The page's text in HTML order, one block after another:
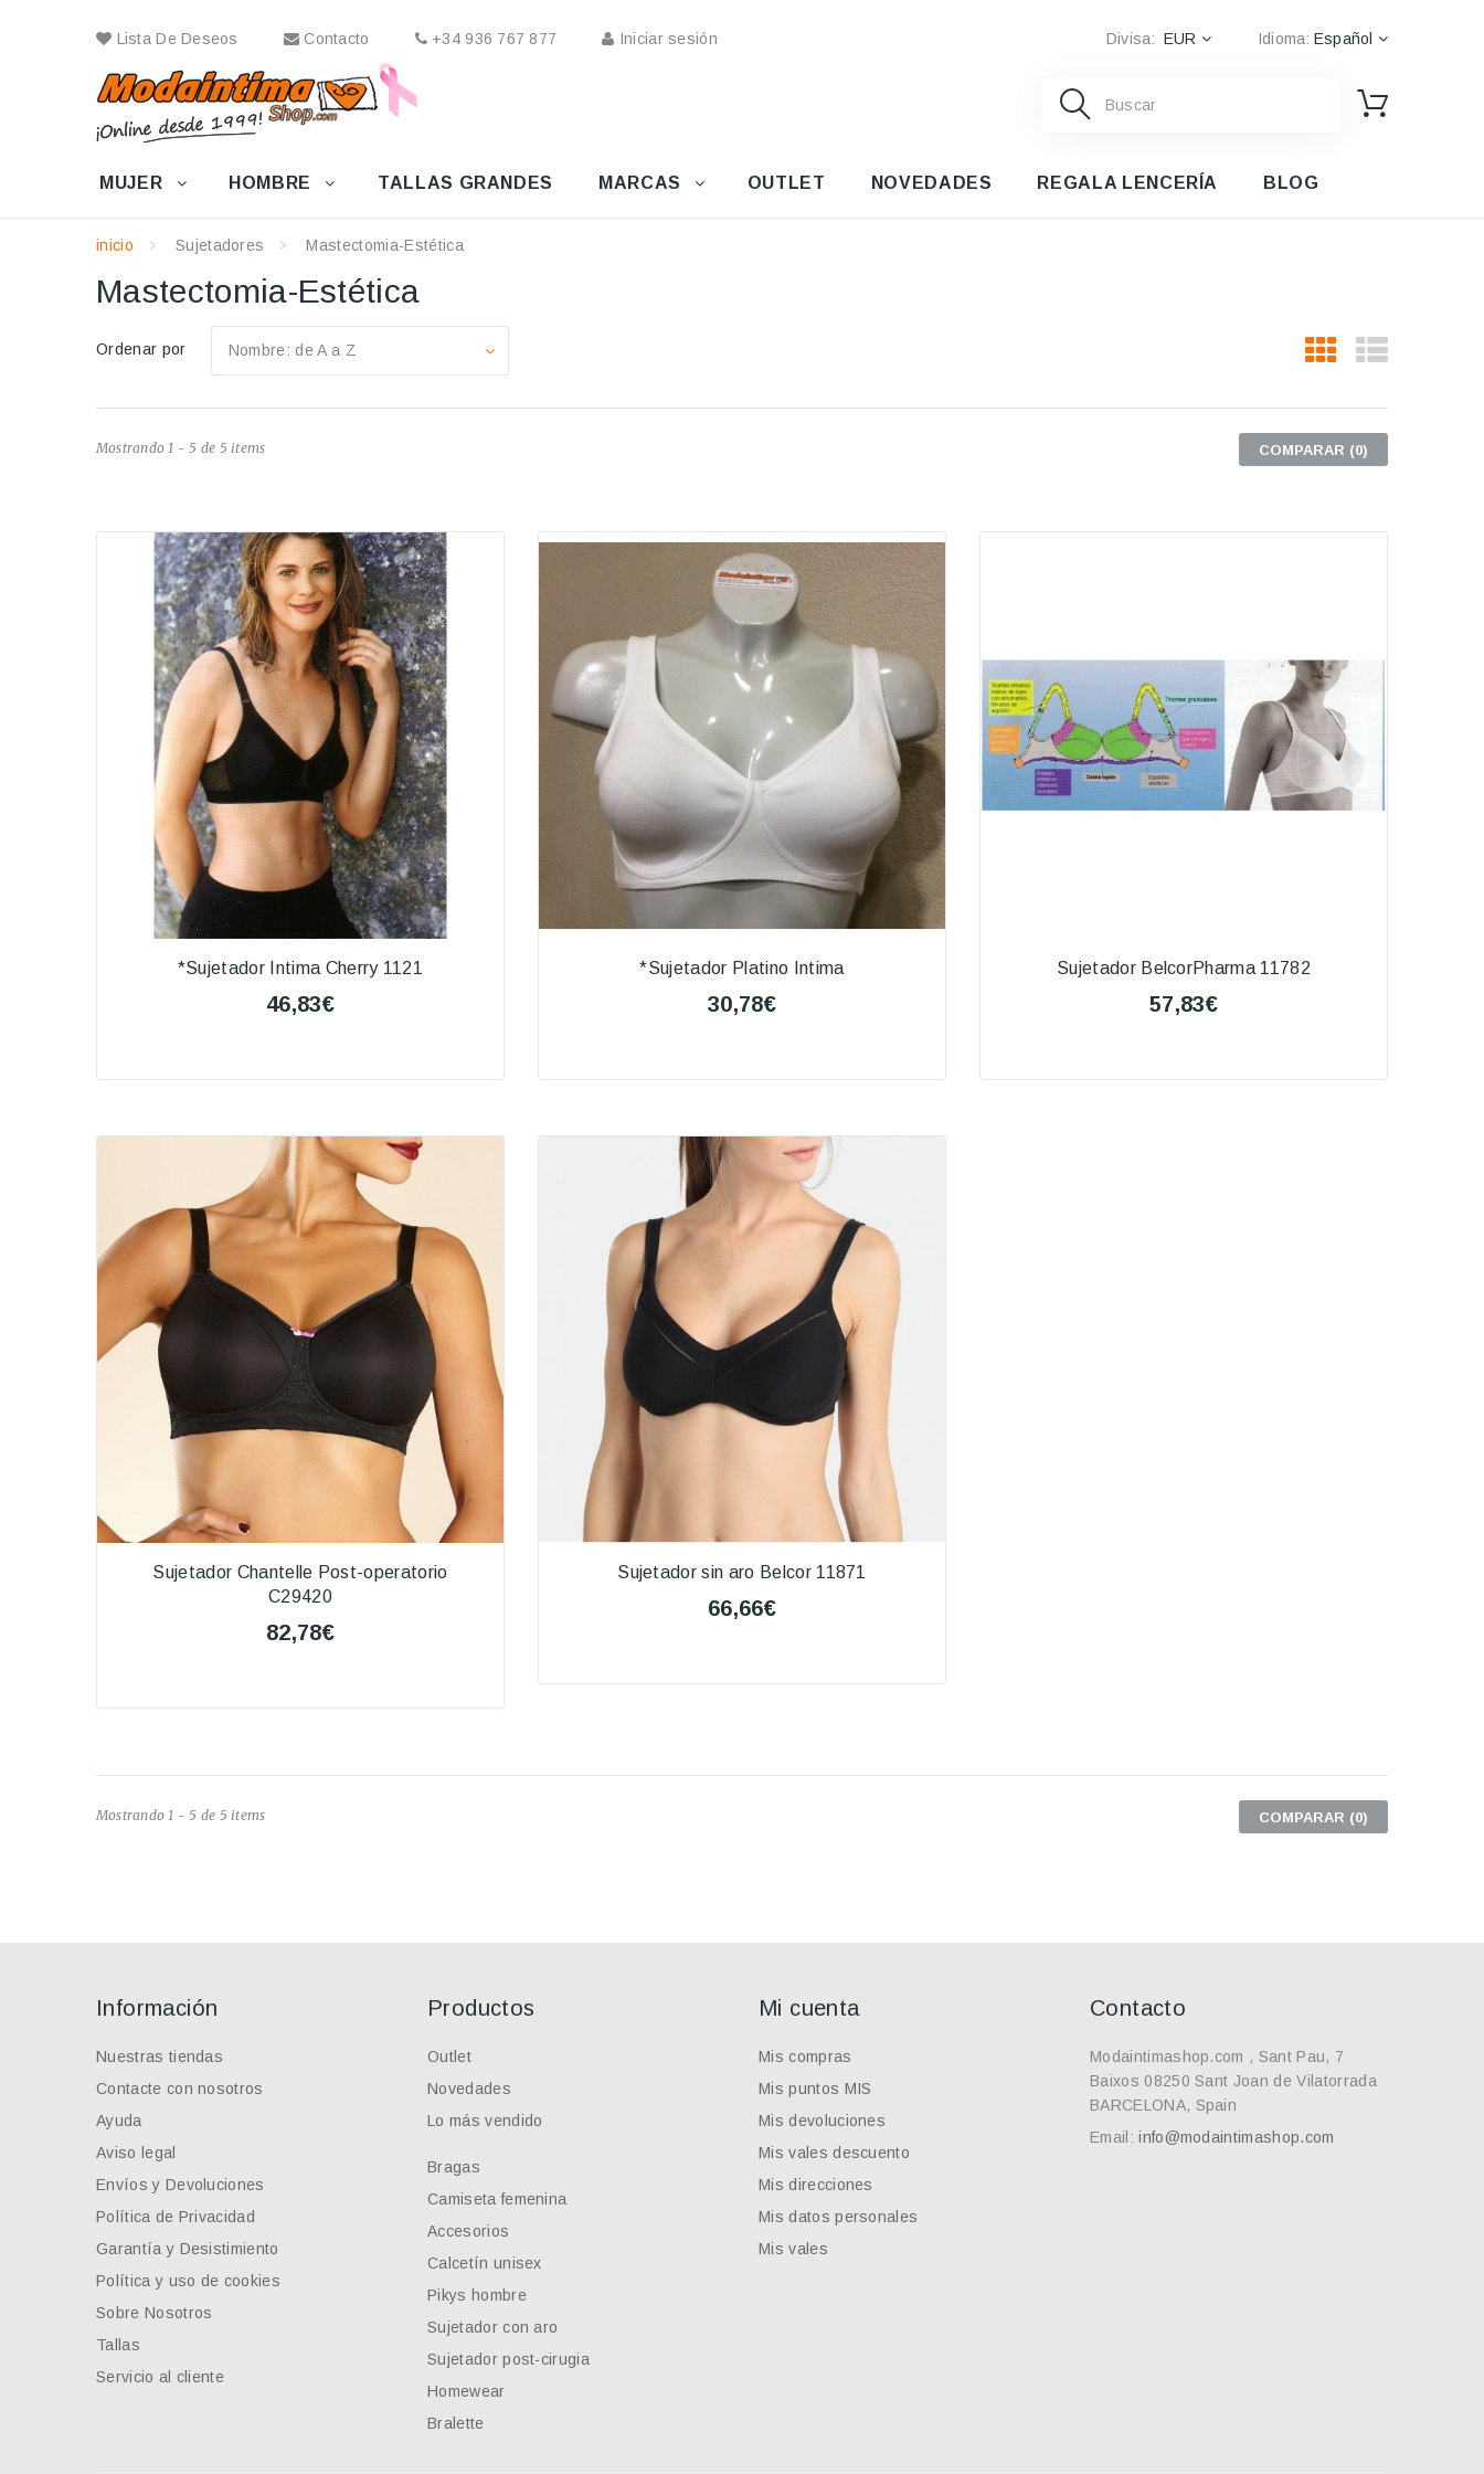
Lista De Deseos Contacto +34 936 767 877 Iniciar sesión Idioma: Español
Divisa: EUR
MUJER HOMBRE TALLAS GRANDES MARCAS OUTLET NOVEDADES REGALA LENCERÍA BLOG
inicio Sujetadores Mastectomia-Estética
Mastectomia-Estética
Ordenar por Nombre: de A a Z
Mostrando 1 - 5 de 5 items COMPARAR (0)
*Sujetador Intima Cherry 1121
46,83€
*Sujetador Platino Intima
30,78€
Sujetador BelcorPharma 11782
57,83€
Sujetador Chantelle Post-operatorio
C29420
82,78€
Sujetador sin aro Belcor 11871
66,66€
Mostrando 1 - 5 de 5 items COMPARAR (0)
Información
Nuestras tiendas
Contacte con nosotros
Ayuda
Aviso legal
Envíos y Devoluciones
Política de Privacidad
Garantía y Desistimiento
Política y uso de cookies
Sobre Nosotros
Tallas
Servicio al cliente
Productos
Outlet
Novedades
Lo más vendido
Bragas
Camiseta femenina
Accesorios
Calcetín unisex
Pikys hombre
Sujetador con aro
Sujetador post-cirugia
Homewear
Bralette
Mi cuenta
Mis compras
Mis puntos MIS
Mis devoluciones
Mis vales descuento
Mis direcciones
Mis datos personales
Mis vales
Contacto
Modaintimashop.com , Sant Pau, 7
Baixos 08250 Sant Joan de Vilatorrada
BARCELONA, Spain
Email:info@modaintimashop.com